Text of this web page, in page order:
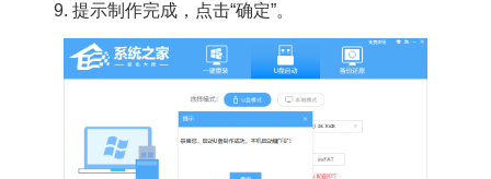
9. 提示制作完成，点击“确定”。